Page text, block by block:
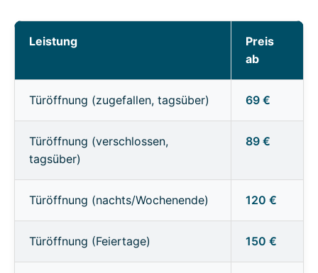
Leistung
Preis
ab
Türöffnung (zugefallen, tagsüber) 69 €
Türöffnung (verschlossen,
tagsüber)
89 €
Türöffnung (nachts/Wochenende) 120 €
Türöffnung (Feiertage) 150 €